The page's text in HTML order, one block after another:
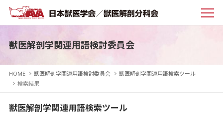
獣医解剖学関連用語検討委員会
HOME 獣医解剖学関連用語検討委員会
獣医解剖学関連用語検索ツール
検索結果
獣医解剖学関連用語検索ツール